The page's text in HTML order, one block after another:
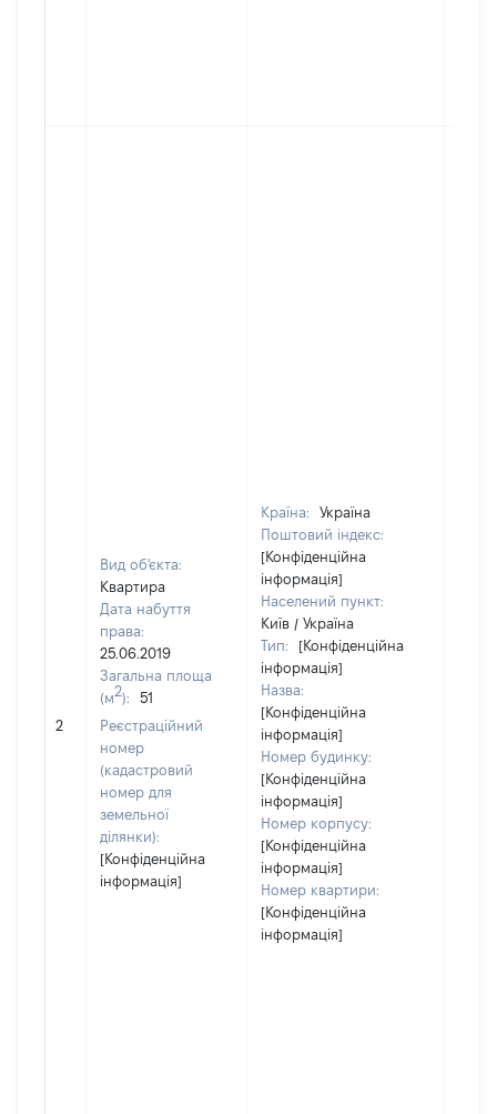
2
Вид об'єкта:
Квартира
Дата набуття
права:
25.06.2019
Загальна площа
(м2):
51
Реєстраційний
номер
(кадастровий
номер для
земельної
ділянки):
[Конфіденційна
інформація]
Країна:
Україна
Поштовий індекс:
[Конфіденційна
інформація]
Населений пункт:
Київ / Україна
Тип:
[Конфіденційна
інформація]
Назва:
[Конфіденційна
інформація]
Номер будинку:
[Конфіденційна
інформація]
Номер корпусу:
[Конфіденційна
інформація]
Номер квартири:
[Конфіденційна
інформація]